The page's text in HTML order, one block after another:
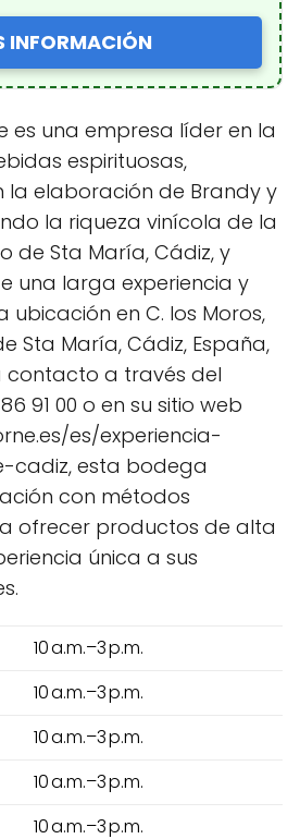
INFORMACIÓN
es una empresa líder en la
espirituosas,
la elaboración de Brandy y
la riqueza vinícola de la
de Sta María, Cádiz, y
una larga experiencia y
ubicación en C. los Moros,
Sta María, Cádiz, España,
contacto a través del
91 00 o en su sitio web
es/experiencia-
cadiz, esta bodega
con métodos
ofrecer productos de alta
única a sus
10 a.m.–3 p.m.
10 a.m.–3 p.m.
10 a.m.–3 p.m.
10 a.m.–3 p.m.
10 a.m.–3 p.m.